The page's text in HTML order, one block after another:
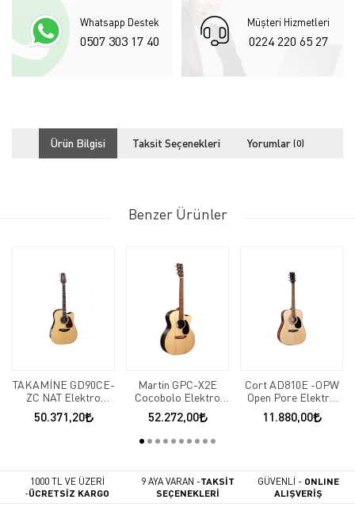
Whatsapp Destek
0507 303 17 40
Müşteri Hizmetleri
0224 220 65 27
Ürün Bilgisi Taksit Seçenekleri Yorumlar (0)
Benzer Ürünler
TAKAMİNE GD90CE-
ZC NAT Elektro
Akustik Gitar
50.371,20
Martin GPC-X2E
Cocobolo Elektro
Akustik Gitar
52.272,00
Cort AD810E -OPW
Open Pore Elektro
Akustik Gitar
11.880,00
1000 TL VE ÜZERİ
-ÜCRETSİZ KARGO
9 AYA VARAN -TAKSİT
SEÇENEKLERİ
GÜVENLİ - ONLINE
ALIŞVERİŞ